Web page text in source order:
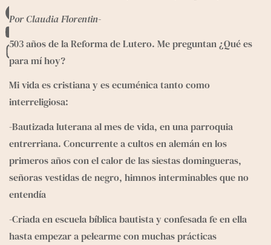
Por Claudia Florentin-
503 años de la Reforma de Lutero. Me preguntan ¿Qué es
para mí hoy?
Mi vida es cristiana y es ecuménica tanto como
interreligiosa:
-Bautizada luterana al mes de vida, en una parroquia
entrerriana. Concurrente a cultos en alemán en los
primeros años con el calor de las siestas domingueras,
señoras vestidas de negro, himnos interminables que no
entendía
-Criada en escuela bíblica bautista y confesada fe en ella
hasta empezar a pelearme con muchas prácticas